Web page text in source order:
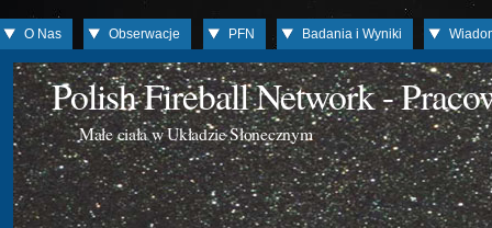
O Nas Obserwacje PFN Badania i Wyniki
Polish Fireball Network -
Małe ciała w Układzie Słonecznym